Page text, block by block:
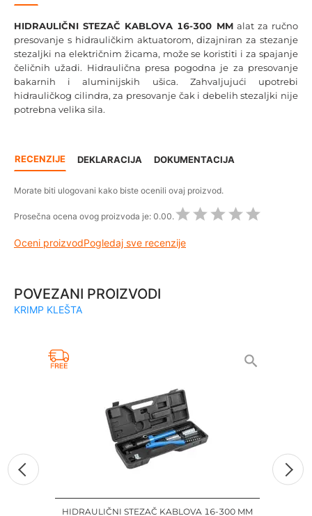
HIDRAULIČNI STEZAČ KABLOVA 16-300 MMalat za ručno
presovanje s hidrauličkim aktuatorom, dizajniran za stezanje
stezaljki na električnim žicama, može se koristiti i za spajanje
čeličnih užadi. Hidraulična presa pogodna je za presovanje
bakarnih i aluminijskih ušica. Zahvaljujući upotrebi
hidrauličkog cilindra, za presovanje čak i debelih stezaljki nije
potrebna velika sila.
RECENZIJE DEKLARACIJA DOKUMENTACIJA
Morate biti ulogovani kako biste ocenili ovaj proizvod.
Prosečna ocena ovog proizvoda je: 0.00.
Oceni proizvodPogledaj sve recenzije
POVEZANI PROIZVODI
KRIMP KLEŠTA
HIDRAULIČNI STEZAČ KABLOVA 16-300 MM